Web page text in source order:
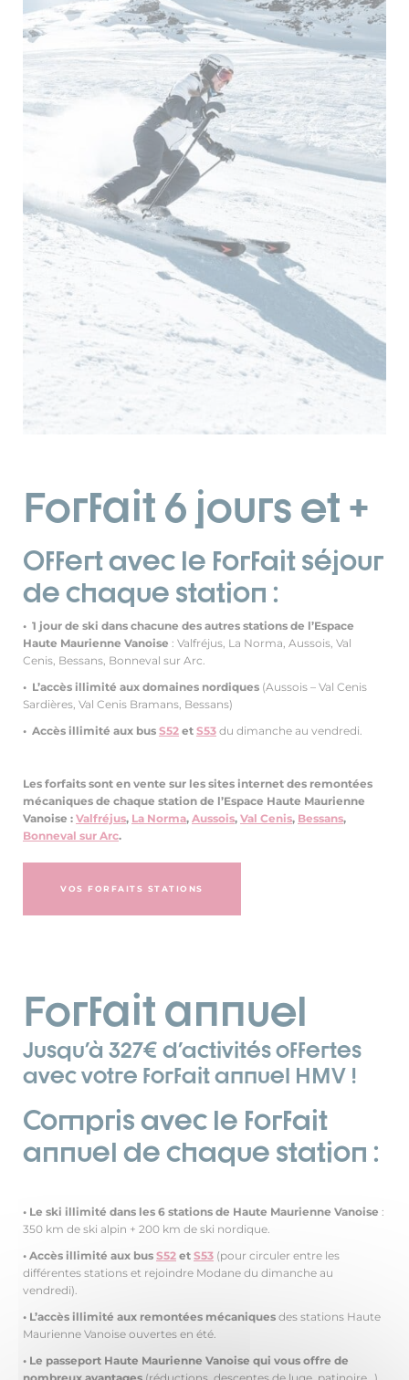
Forfait 6 jours et +
Offert avec le forfait séjour
de chaque station :
• 1 jour de ski dans chacune des autres stations de l’Espace
Haute Maurienne Vanoise : Valfréjus, La Norma, Aussois, Val
Cenis, Bessans, Bonneval sur Arc.
• L’accès illimité aux domaines nordiques (Aussois – Val Cenis
Sardières, Val Cenis Bramans, Bessans)
• Accès illimité aux bus S52 et S53 du dimanche au vendredi.
Les forfaits sont en vente sur les sites internet des remontées
mécaniques de chaque station de l’Espace Haute Maurienne
Vanoise : Valfréjus, La Norma, Aussois, Val Cenis, Bessans,
Bonneval sur Arc.
VOS FORFAITS STATIONS
Forfait annuel
Jusqu'à 327€ d'activités offertes
avec votre forfait annuel HMV !
Compris avec le forfait
annuel de chaque station :
• Le ski illimité dans les 6 stations de Haute Maurienne Vanoise :
350 km de ski alpin + 200 km de ski nordique.
• Accès illimité aux bus S52 et S53 (pour circuler entre les
différentes stations et rejoindre Modane du dimanche au
vendredi).
• L’accès illimité aux remontées mécaniques des stations Haute
Maurienne Vanoise ouvertes en été.
• Le passeport Haute Maurienne Vanoise qui vous offre de